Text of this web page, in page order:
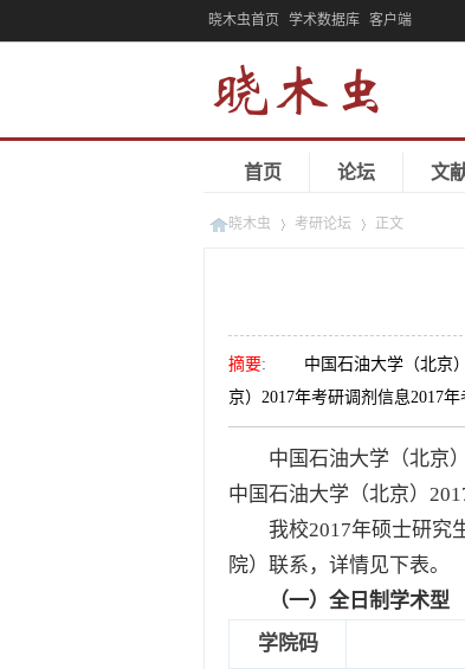
晓木虫首页 学术数据库 客户端
首页 论坛 文
晓木虫 考研论坛 正文
摘要:
中国石油大学（北京）
京）2017年考研调剂信息2017年
中国石油大学（北京）
中国石油大学（北京）
我校2017年硕士研究生
院）联系，详情见下表。
（一）全日制学术型
学院码